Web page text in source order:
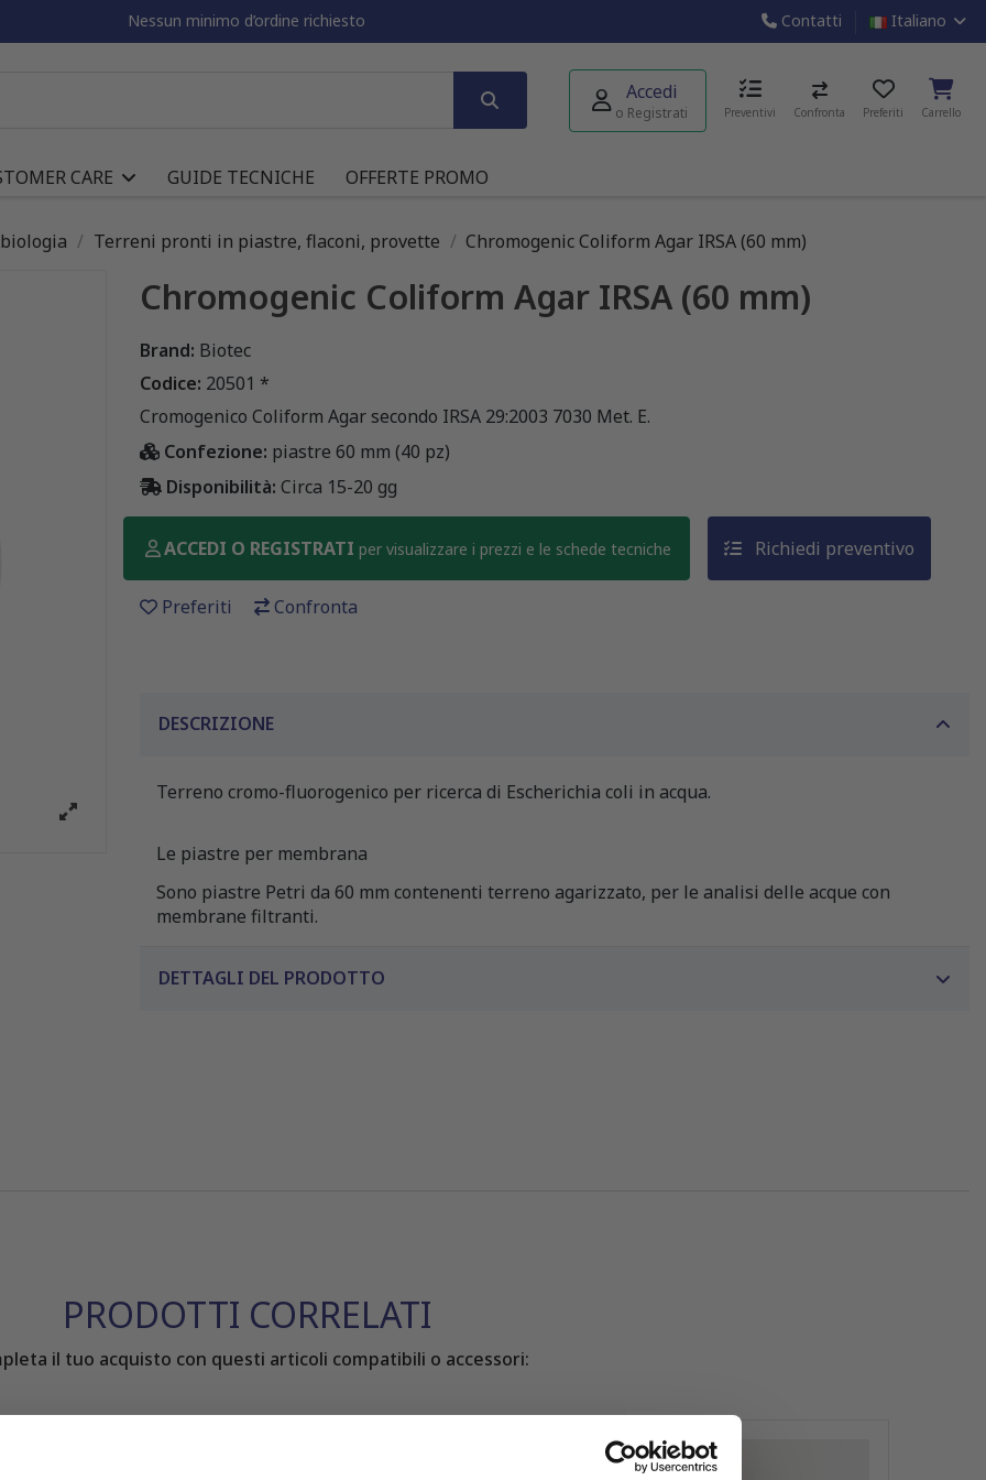
Nessun minimo d’ordine richiesto Contatti Italiano
Accedi
o Registrati Preventivi Confronta Preferiti Carrello
CARE GUIDE TECNICHE OFFERTE PROMO
Terreni pronti in piastre, flaconi, provette Chromogenic Coliform Agar IRSA (60 mm)
Chromogenic Coliform Agar IRSA (60 mm)
Brand: Biotec
Codice: 20501 *
Cromogenico Coliform Agar secondo IRSA 29:2003 7030 Met. E.
Confezione: piastre 60 mm (40 pz)
Disponibilità: Circa 15-20 gg
ACCEDI O REGISTRATI per visualizzare i prezzi e le schede tecniche Richiedi preventivo
Preferiti Confronta
DESCRIZIONE
Terreno cromo-fluorogenico per ricerca di Escherichia coli in acqua.
Le piastre per membrana
Sono piastre Petri da 60 mm contenenti terreno agarizzato, per le analisi delle acque con
membrane filtranti.
DETTAGLI DEL PRODOTTO
PRODOTTI CORRELATI
il tuo acquisto con questi articoli compatibili o accessori: